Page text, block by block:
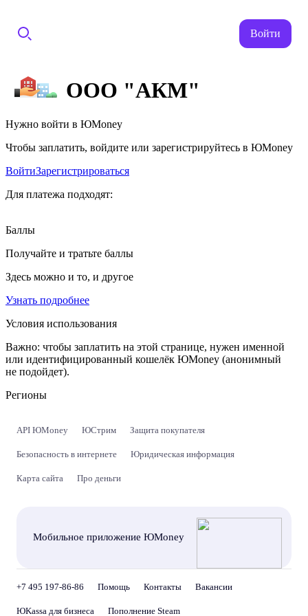
Войти
ООО "АКМ"
Нужно войти в ЮMoney
Чтобы заплатить, войдите или зарегистрируйтесь в ЮMoney
ВойтиЗарегистрироваться
Для платежа подходят:
Баллы
Получайте и тратьте баллы
Здесь можно и то, и другое
Узнать подробнее
Условия использования
Важно: чтобы заплатить на этой странице, нужен именной
или идентифицированный кошелёк ЮMoney (анонимный
не подойдет).
Регионы
API ЮMoney ЮСтрим Защита покупателя
Безопасность в интернете Юридическая информация
Карта сайта Про деньги
Мобильное приложение ЮMoney
+7 495 197-86-86 Помощь Контакты Вакансии
ЮKassa для бизнеса Пополнение Steam